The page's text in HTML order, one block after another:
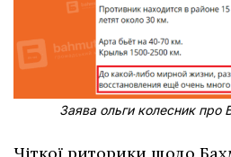
Заява ольги колесник про
Чіткої риторики щодо